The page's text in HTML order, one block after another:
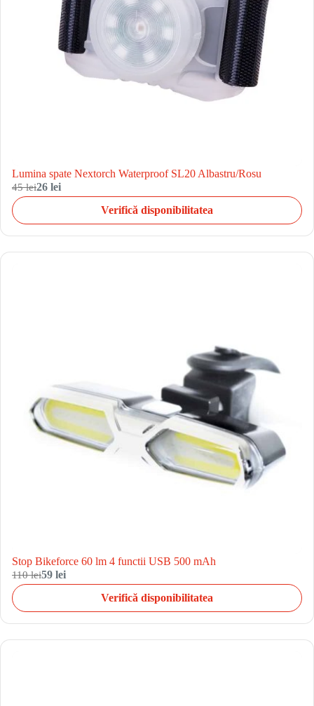
Lumina spate Nextorch Waterproof SL20 Albastru/Rosu
45 lei26 lei
Verifică disponibilitatea
Stop Bikeforce 60 lm 4 functii USB 500 mAh
110 lei59 lei
Verifică disponibilitatea